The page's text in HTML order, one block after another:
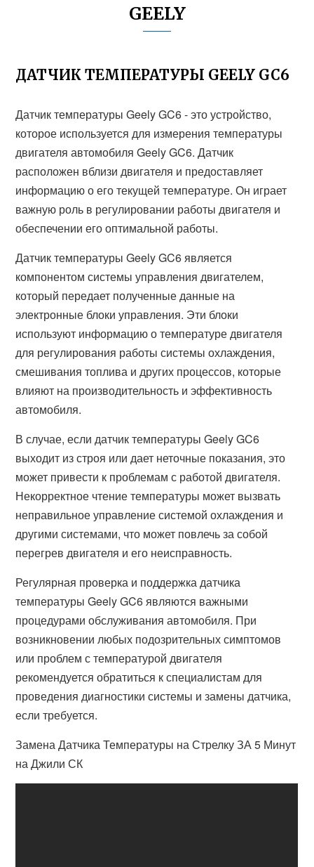
GEELY
ДАТЧИК ТЕМПЕРАТУРЫ GEELY GC6
Датчик температуры Geely GC6 - это устройство,
которое используется для измерения температуры
двигателя автомобиля Geely GC6. Датчик
расположен вблизи двигателя и предоставляет
информацию о его текущей температуре. Он играет
важную роль в регулировании работы двигателя и
обеспечении его оптимальной работы.
Датчик температуры Geely GC6 является
компонентом системы управления двигателем,
который передает полученные данные на
электронные блоки управления. Эти блоки
используют информацию о температуре двигателя
для регулирования работы системы охлаждения,
смешивания топлива и других процессов, которые
влияют на производительность и эффективность
автомобиля.
В случае, если датчик температуры Geely GC6
выходит из строя или дает неточные показания, это
может привести к проблемам с работой двигателя.
Некорректное чтение температуры может вызвать
неправильное управление системой охлаждения и
другими системами, что может повлечь за собой
перегрев двигателя и его неисправность.
Регулярная проверка и поддержка датчика
температуры Geely GC6 являются важными
процедурами обслуживания автомобиля. При
возникновении любых подозрительных симптомов
или проблем с температурой двигателя
рекомендуется обратиться к специалистам для
проведения диагностики системы и замены датчика,
если требуется.
Замена Датчика Температуры на Стрелку ЗА 5 Минут
на Джили СК